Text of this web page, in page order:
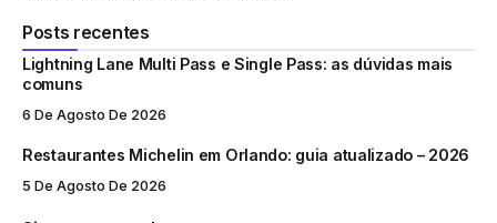
Posts recentes
Lightning Lane Multi Pass e Single Pass: as dúvidas mais
comuns
6 De Agosto De 2026
Restaurantes Michelin em Orlando: guia atualizado – 2026
5 De Agosto De 2026